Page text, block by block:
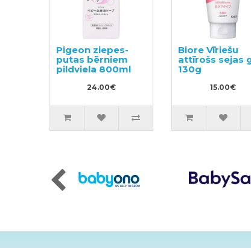
Pigeon ziepes-
putas bērniem
pildviela 800ml
24.00€
Biore Vīriešu
attīrošs sejas
130g
15.00€